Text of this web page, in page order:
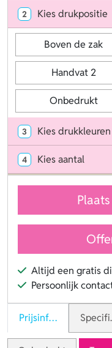
2 Kies drukpositie
Boven de zak
Handvat 2
Onbedrukt
3 Kies drukkleuren
4 Kies aantal
Altijd een gratis
Persoonlijk
Prijsinformatie